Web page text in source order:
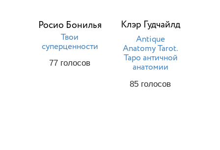
Antique
Anatomy Tarot.
Таро античной
анатомии
85 голосов
Клэр Гудчайлд
Твои
суперценности
77 голосов
Росио Бонилья